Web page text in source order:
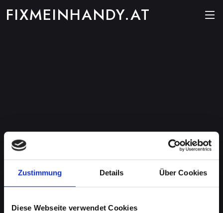
Zustimmung Details Über Cookies
Diese Webseite verwendet Cookies
FIXMEINHANDY.AT